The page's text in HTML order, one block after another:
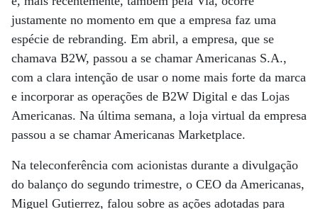
justamente no momento em que a empresa faz uma
espécie de rebranding. Em abril, a empresa, que se
chamava B2W, passou a se chamar Americanas S.A.,
com a clara intenção de usar o nome mais forte da marca
e incorporar as operações de B2W Digital e das Lojas
Americanas. Na última semana, a loja virtual da empresa
passou a se chamar Americanas Marketplace.
Na teleconferência com acionistas durante a divulgação
do balanço do segundo trimestre, o CEO da Americanas,
Miguel Gutierrez, falou sobre as ações adotadas para